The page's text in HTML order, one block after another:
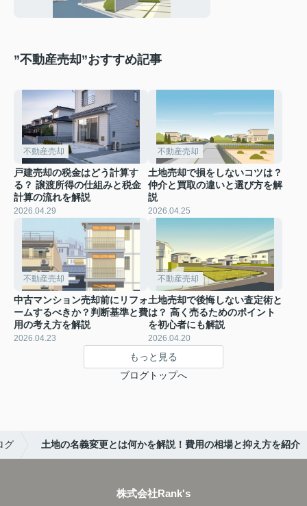
”不動産売却”おすすめ記事
不動産売却
戸建売却の税金はどう計算す
る？ 譲渡所得の仕組みと税金
計算の流れを解説
2026.04.29
不動産売却
土地売却で損をしないコツは？
仲介と買取の違いと選び方を解
説
2026.04.25
不動産売却
中古マンション売却前にリフォ
ームするべきか？判断基準と費
用の考え方を解説
2026.04.23
不動産売却
土地売却で後悔しない査定術と
は？ 高く売るためのポイント
を初心者にも解説
2026.04.20
もっと見る
ブログトップへ
グ 土地の名義変更とは何かを解説！費用の相場と抑え方を紹介
株式会社Rank's